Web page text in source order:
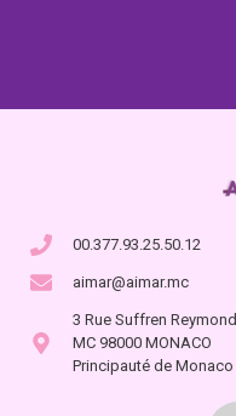
00.377.93.25.50.12
aimar@aimar.mc
3 Rue Suffren Reymond
MC 98000 MONACO
Principauté de Monaco